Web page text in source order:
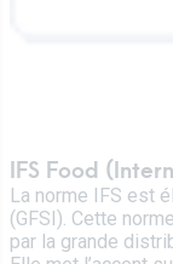
IFS Food
La norme IFS est
(GFSI). Cette
par la grande